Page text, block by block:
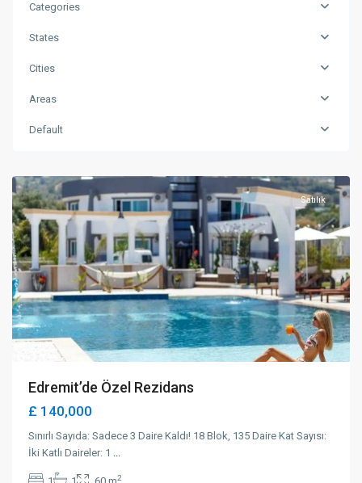
Categories
States
Cities
Areas
Default
Satılık
Edremit’de Özel Rezidans
£ 140,000
Sınırlı Sayıda: Sadece 3 Daire Kaldı! 18 Blok, 135 Daire Kat Sayısı:
İki Katlı Daireler: 1 ...
2